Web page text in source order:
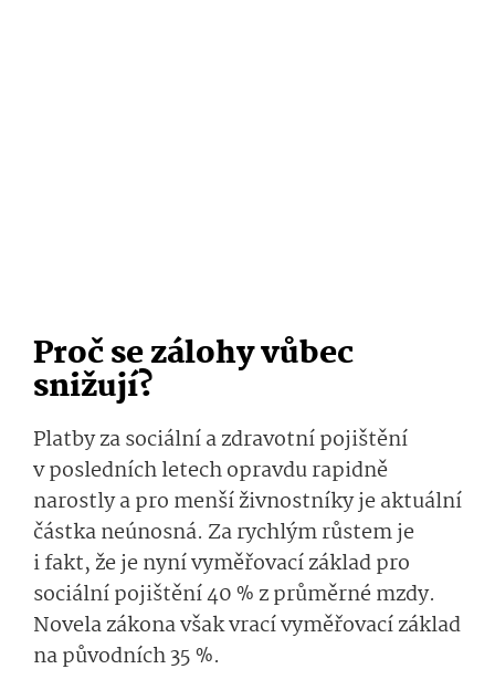
Proč se zálohy vůbec
snižují?
Platby za sociální a zdravotní pojištění
v posledních letech opravdu rapidně
narostly a pro menší živnostníky je aktuální
částka neúnosná. Za rychlým růstem je
i fakt, že je nyní vyměřovací základ pro
sociální pojištění 40 % z průměrné mzdy.
Novela zákona však vrací vyměřovací základ
na původních 35 %.